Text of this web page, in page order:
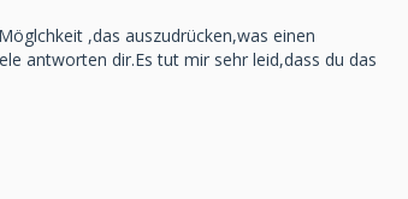
,das auszudrücken,was einen
antworten dir.Es tut mir sehr leid,dass du das